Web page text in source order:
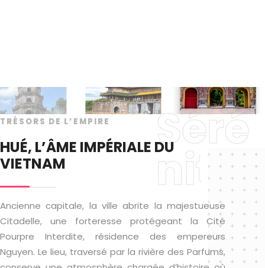
Séré
nité
TRÉSORS DE L’EMPIRE
HUÉ, L’ÂME IMPÉRIALE DU
VIETNAM
Ancienne capitale, la ville abrite la majestueuse
Citadelle, une forteresse protégeant la Cité
Pourpre Interdite, résidence des empereurs
Nguyen. Le lieu, traversé par la rivière des Parfums,